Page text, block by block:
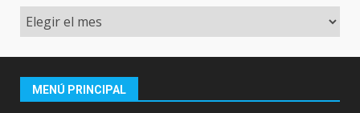
Archivo
MENÚ PRINCIPAL